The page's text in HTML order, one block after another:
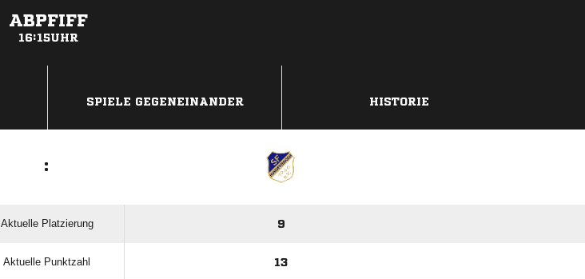
ABPFIFF
16:15UHR
SPIELE GEGENEINANDER HISTORIE
:
Aktuelle Platzierung 9
Aktuelle Punktzahl 13